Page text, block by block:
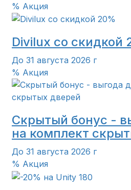
% Акция
Divilux со скидкой
До 31 августа 2026 г
% Акция
Скрытый бонус -
на комплект
До 31 августа 2026 г
% Акция